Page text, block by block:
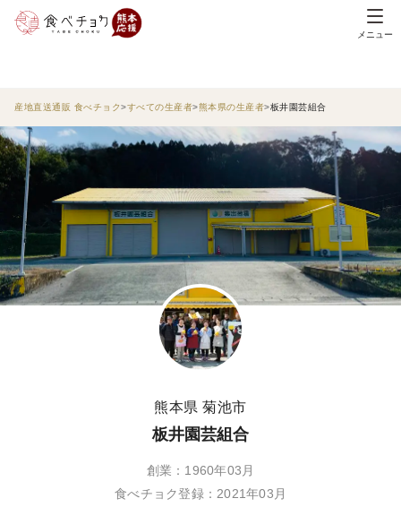
メニュー
産地直送通販 食べチョク すべての生産者 熊本県の生産者 板井園芸組合
熊本県 菊池市
板井園芸組合
創業：1960年03月
食べチョク登録：2021年03月